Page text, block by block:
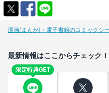
漫画(まんが)・電子書籍のコミックシ
最新情報はここからチェック！
限定特典GET